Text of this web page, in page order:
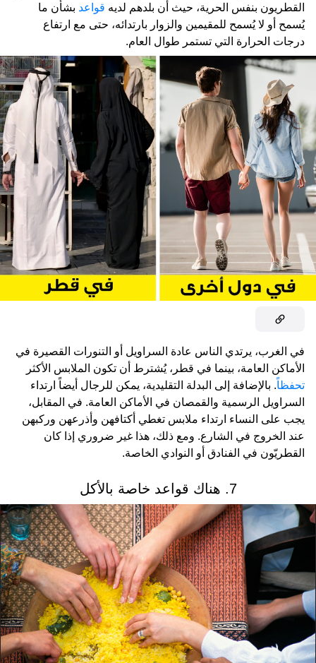
القطريون بنفس الحرية، حيث أن بلدهم لديه قواعد بشأن ما
يُسمح أو لا يُسمح للمقيمين والزوار بارتدائه، حتى مع ارتفاع
درجات الحرارة التي تستمر طوال العام.
في الغرب، يرتدي الناس عادة السراويل أو التنورات القصيرة في
الأماكن العامة، بينما في قطر، يُشترط أن تكون الملابس الأكثر
تحفظاً. بالإضافة إلى البدلة التقليدية، يمكن للرجال أيضاً ارتداء
السراويل الرسمية والقمصان في الأماكن العامة. في المقابل،
يجب على النساء ارتداء ملابس تغطي أكتافهن وأذرعهن وركبهن
عند الخروج في الشارع. ومع ذلك، هذا غير ضروري إذا كان
القطريّون في الفنادق أو النوادي الخاصة.
7. هناك قواعد خاصة بالأكل